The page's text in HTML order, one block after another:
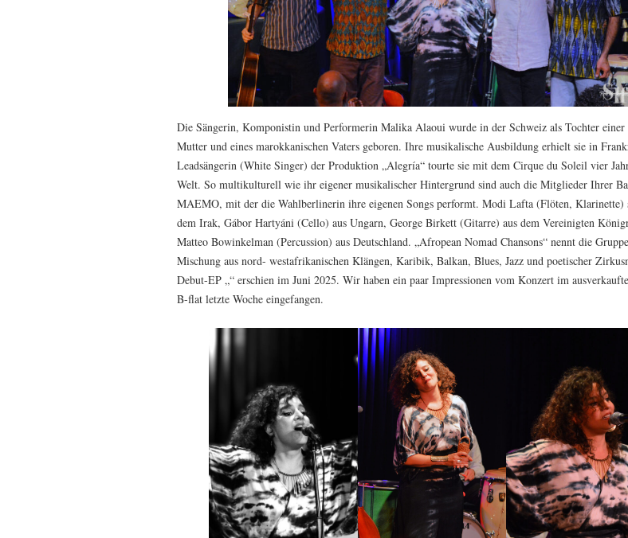
Die Sängerin, Komponistin und Performerin Malika Alaoui wurde in der Schweiz als Tochter einer
Mutter und eines marokkanischen Vaters geboren. Ihre musikalische Ausbildung erhielt sie in
Leadsängerin (White Singer) der Produktion „Alegría“ tourte sie mit dem Cirque du Soleil vier
Welt. So multikulturell wie ihr eigener musikalischer Hintergrund sind auch die Mitglieder Ihrer
MAEMO, mit der die Wahlberlinerin ihre eigenen Songs performt. Modi Lafta (Flöten, Klarinette)
dem Irak, Gábor Hartyáni (Cello) aus Ungarn, George Birkett (Gitarre) aus dem Vereinigten
Matteo Bowinkelman (Percussion) aus Deutschland. „Afropean Nomad Chansons“ nennt die
Mischung aus nord- westafrikanischen Klängen, Karibik, Balkan, Blues, Jazz und poetischer
Debut-EP „“ erschien im Juni 2025. Wir haben ein paar Impressionen vom Konzert im
B-flat letzte Woche eingefangen.